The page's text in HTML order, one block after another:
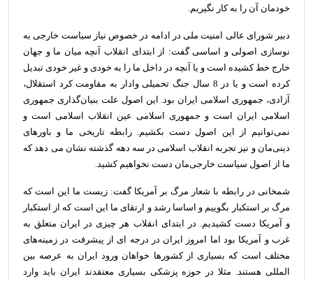
خودمان آن را به کار نگیریم.
دبیر شورای عالی امنیت ملی در ادامه در خصوص نیاز سیاست خارجی به
نوسازی اصولی و اساسی گفت: از ابتدای انقلاب آنچه میان ما و جهان
خارج خط کشیده است و یا آنچه در داخل ما را به خودی و غیر خودی تبدیل
کرده است و یا در 8 سال جنگ تحمیلی وادار به مقاومت کرد استقلال،
آزادی، جمهوری اسلامی ایران بود. این اصول علت بنیان‌گذاری جمهوری
اسلامی ایران است و جمهوری اسلامی عین انقلاب اسلامی است و
نمی‌توانیم از این اصول دست بکشیم. رابطه تاریخی ما و باورهای
دینی‌مان و نیز تجربه انقلاب اسلامی در سه دهه گذشته نشان می دهد که
ما از اصول سیاست خارجی‌مان دست نخواهیم کشید.
شمخانی در رابطه با شعار مرگ بر آمریکا گفت: زیست ما این است که
مرگ بر استکبار بگوییم و اساسا رشد و ارتقای ما این است که از استکبار
و آمریکا دست کشیدیم. در ابتدای انقلاب هر چیزی در ایران متعلق به
غرب و آمریکا بود اما امروز ایران در درجه ای از پیشرفت در زمینه‌های
مختلف است که بسیاری از کشورها خواهان ورود ایران به عرصه بین
المللی هستند. مثلا در حوزه پزشکی بسیاری معتقدند ایران باید وارد